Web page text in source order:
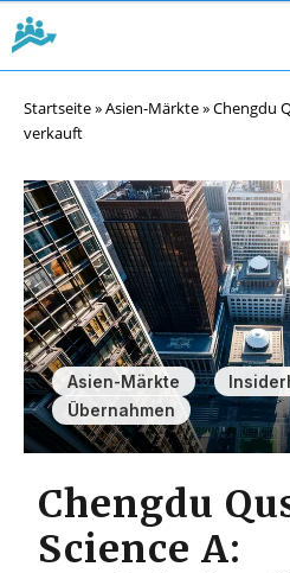
Startseite»Asien-Märkte»Chengdu
verkauft
Asien-Märkte ,
Übernahmen
Chengdu
Science A: